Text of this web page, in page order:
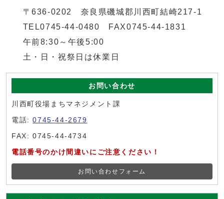
〒636-0202 奈良県磯城郡川西町結崎217-1
TEL0745-44-0480 FAX0745-44-1831
午前8:30～午後5:00
土・日・祝祭日は休業日
お問い合わせ
川西町役場まちマネジメント課
電話:0745-44-2679
FAX: 0745-44-4734
電話番号のかけ間違いにご注意ください！
お問い合わせフォーム